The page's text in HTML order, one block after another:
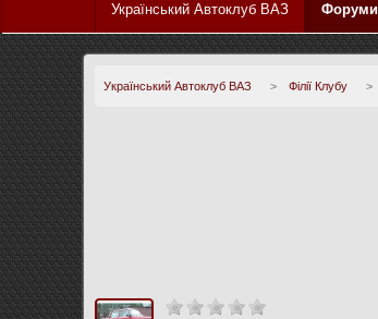
Український Автоклуб ВАЗ Форуми
Український Автоклуб ВАЗ > Філії Клубу >